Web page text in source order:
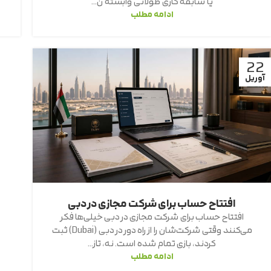
ادامه مطلب
22
آوریل
افتتاح حساب برای شرکت مجازی در دبی
افتتاح حساب برای شرکت مجازی در دبی خیلی‌ها فکر
می‌کنند وقتی شرکت‌شان را از راه دور در دبی (Dubai) ثبت
کردند، بازی تمام شده است. نه، تاز...
ادامه مطلب